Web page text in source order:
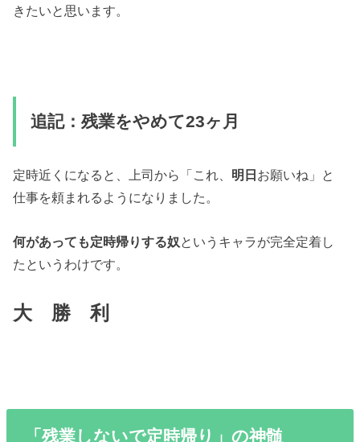
きたいと思います。
追記：残業をやめて23ヶ月
定時近くになると、上司から「これ、 明日 お願いね」と
仕事を頼まれるようになりました。
何があっても定時帰りする奴というキャラが完全定着し
たというわけです。
大 勝 利
「残業しないで定時帰り」の神髄